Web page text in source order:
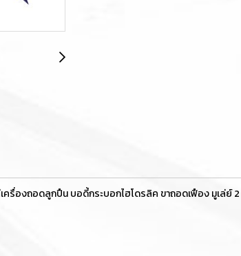
ล่เครื่องถอดลูกปืน บอดี้กระบอกไฮโดรลิค ขาถอดเฟือง มูเล่